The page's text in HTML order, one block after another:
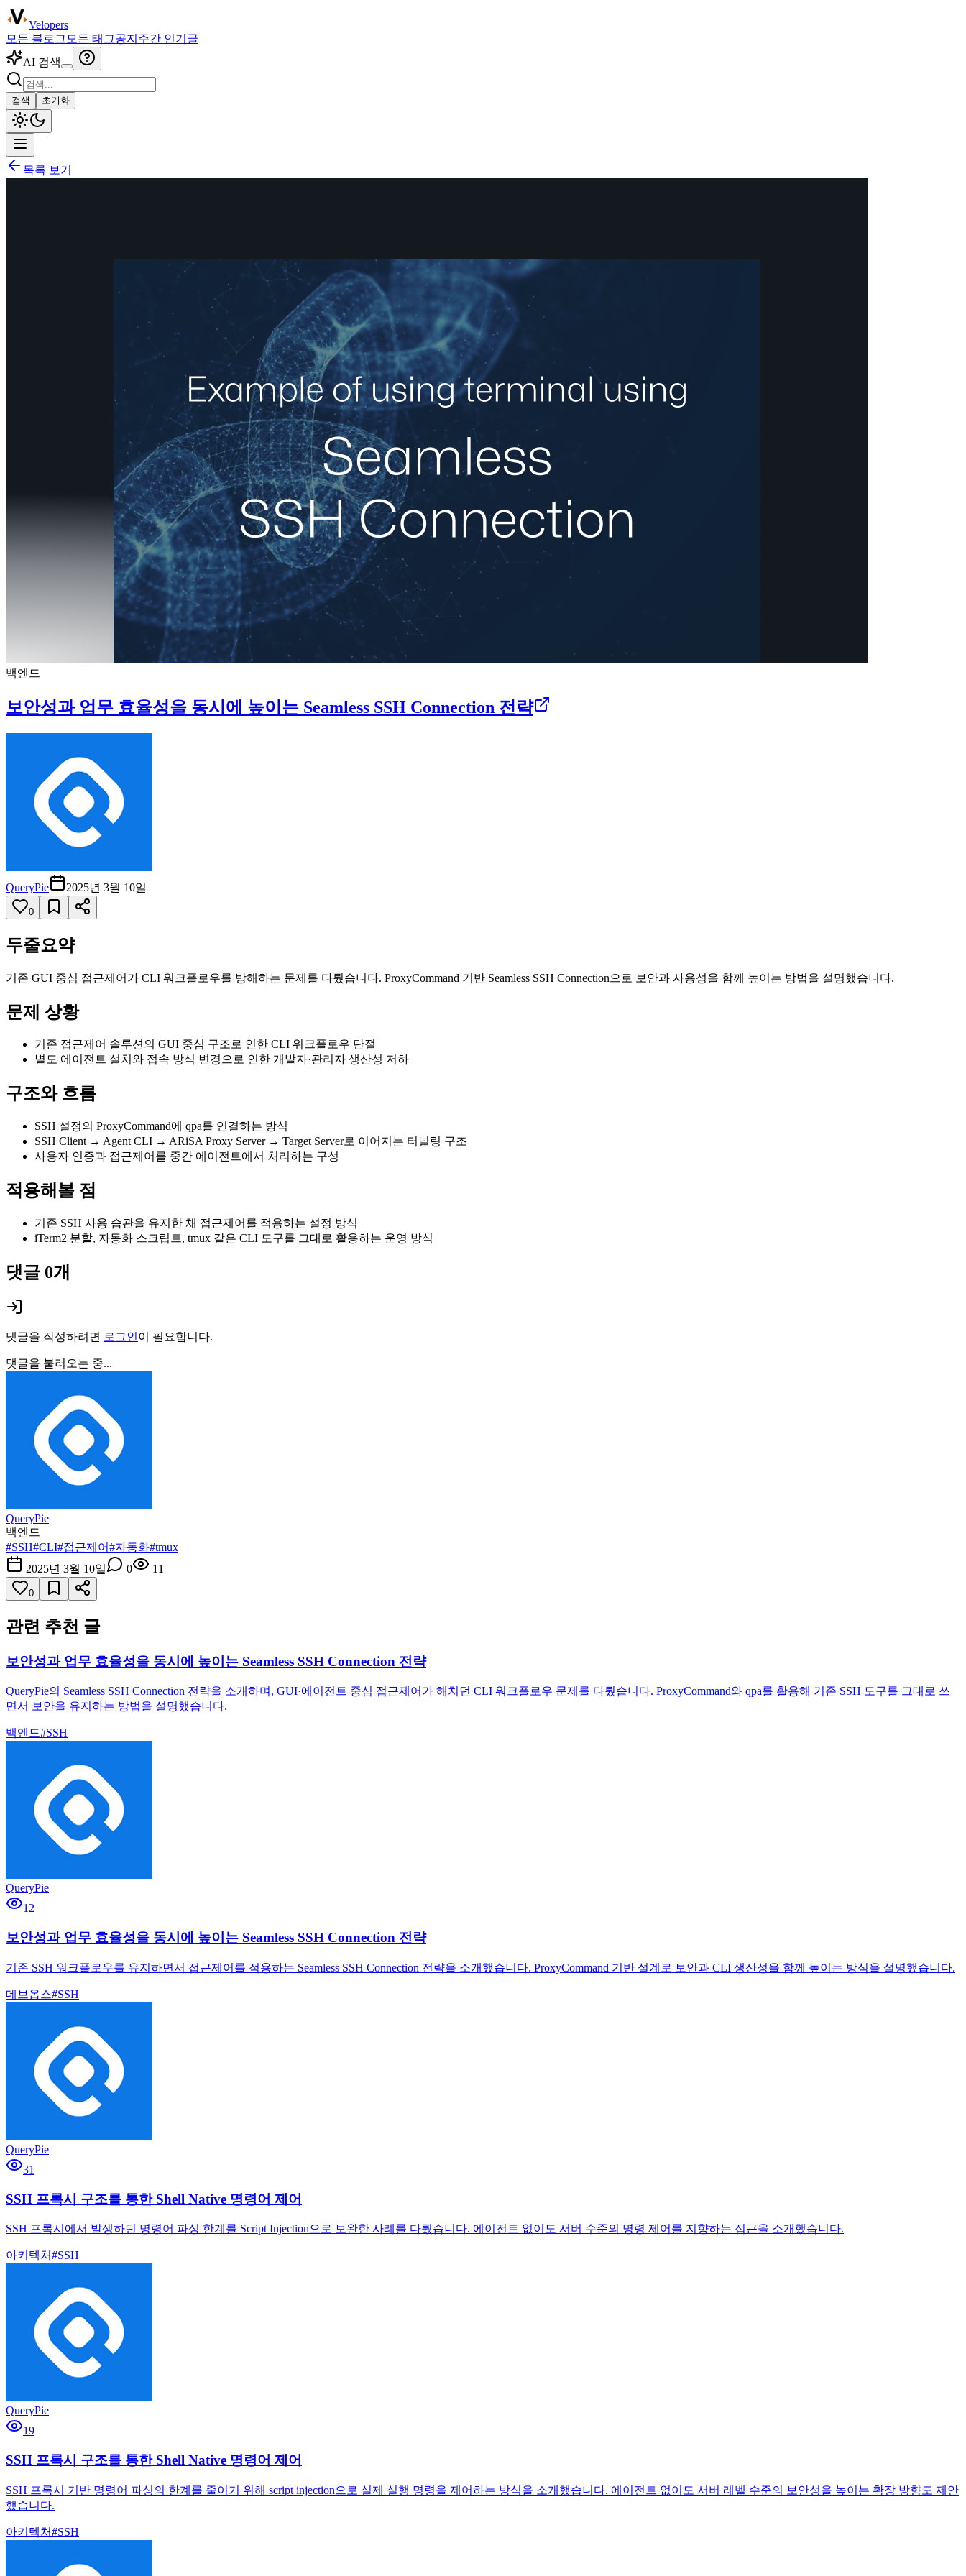
Velopers
모든 블로그 모든 태그공지 주간 인기글
AI 검색
검색 초기화
목록 보기
백엔드
보안성과 업무 효율성을 동시에 높이는 Seamless SSH Connection 전략
QueryPie 2025년 3월 10일
0
두줄요약
기존 GUI 중심 접근제어가 CLI 워크플로우를 방해하는 문제를 다뤘습니다. ProxyCommand 기반 Seamless SSH Connection으로 보안과 사용성을 함께 높이는 방법을 설명했습니다.
문제 상황
기존 접근제어 솔루션의 GUI 중심 구조로 인한 CLI 워크플로우 단절
별도 에이전트 설치와 접속 방식 변경으로 인한 개발자·관리자 생산성 저하
구조와 흐름
SSH 설정의 ProxyCommand에 qpa를 연결하는 방식
SSH Client → Agent CLI → ARiSA Proxy Server → Target Server로 이어지는 터널링 구조
사용자 인증과 접근제어를 중간 에이전트에서 처리하는 구성
적용해볼 점
기존 SSH 사용 습관을 유지한 채 접근제어를 적용하는 설정 방식
iTerm2 분할, 자동화 스크립트, tmux 같은 CLI 도구를 그대로 활용하는 운영 방식
댓글 0개
댓글을 작성하려면 로그인이 필요합니다.
댓글을 불러오는 중...
QueryPie
백엔드
#SSH#CLI#접근제어#자동화#tmux
2025년 3월 10일
0 11
0
관련 추천 글
보안성과 업무 효율성을 동시에 높이는 Seamless SSH Connection 전략
QueryPie의 Seamless SSH Connection 전략을 소개하며, GUI·에이전트 중심 접근제어가 해치던 CLI 워크플로우 문제를 다뤘습니다. ProxyCommand와 qpa를 활용해 기존 SSH 도구를 그대로 쓰
면서 보안을 유지하는 방법을 설명했습니다.
백엔드#SSH
QueryPie
12
보안성과 업무 효율성을 동시에 높이는 Seamless SSH Connection 전략
기존 SSH 워크플로우를 유지하면서 접근제어를 적용하는 Seamless SSH Connection 전략을 소개했습니다. ProxyCommand 기반 설계로 보안과 CLI 생산성을 함께 높이는 방식을 설명했습니다.
데브옵스#SSH
QueryPie
31
SSH 프록시 구조를 통한 Shell Native 명령어 제어
SSH 프록시에서 발생하던 명령어 파싱 한계를 Script Injection으로 보완한 사례를 다뤘습니다. 에이전트 없이도 서버 수준의 명령 제어를 지향하는 접근을 소개했습니다.
아키텍처#SSH
QueryPie
19
SSH 프록시 구조를 통한 Shell Native 명령어 제어
SSH 프록시 기반 명령어 파싱의 한계를 줄이기 위해 script injection으로 실제 실행 명령을 제어하는 방식을 소개했습니다. 에이전트 없이도 서버 레벨 수준의 보안성을 높이는 확장 방향도 제안
했습니다.
아키텍처#SSH